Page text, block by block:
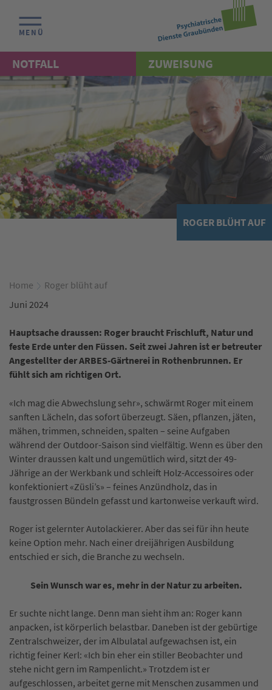
ROGER BLÜHT AUF
NOTFALL ZUWEISUNG
MENÜ
Home
Roger blüht auf
Juni 2024
Hauptsache draussen: Roger braucht Frischluft, Natur und
feste Erde unter den Füssen. Seit zwei Jahren ist er betreuter
Angestellter der ARBES-Gärtnerei in Rothenbrunnen. Er
fühlt sich am richtigen Ort.
«Ich mag die Abwechslung sehr», schwärmt Roger mit einem
sanften Lächeln, das sofort überzeugt. Säen, pflanzen, jäten,
mähen, trimmen, schneiden, spalten – seine Aufgaben
während der Outdoor-Saison sind vielfältig. Wenn es über den
Winter draussen kalt und ungemütlich wird, sitzt der 49-
Jährige an der Werkbank und schleift Holz-Accessoires oder
konfektioniert «Züsli’s» – feines Anzündholz, das in
faustgrossen Bündeln gefasst und kartonweise verkauft wird.
Roger ist gelernter Autolackierer. Aber das sei für ihn heute
keine Option mehr. Nach einer dreijährigen Ausbildung
entschied er sich, die Branche zu wechseln.
Sein Wunsch war es, mehr in der Natur zu arbeiten.
Er suchte nicht lange. Denn man sieht ihm an: Roger kann
anpacken, ist körperlich belastbar. Daneben ist der gebürtige
Zentralschweizer, der im Albulatal aufgewachsen ist, ein
richtig feiner Kerl: «Ich bin eher ein stiller Beobachter und
stehe nicht gern im Rampenlicht.» Trotzdem ist er
aufgeschlossen, arbeitet gerne mit Menschen zusammen und